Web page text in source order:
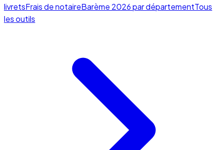
livretsFrais de notaireBarème 2026 par départementTous
les outils